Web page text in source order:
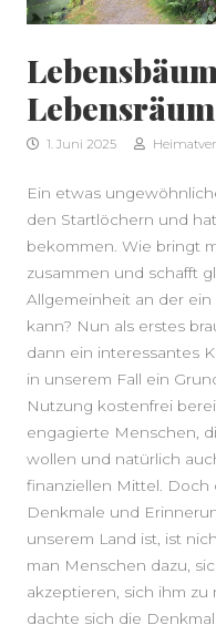
1. Juni 2025
Ein etwas
den Startlöchern und
bekommen. Wie bringt
zusammen und schafft
Allgemeinheit an der
kann? Nun als erstes
dann ein interessantes
in unserem Fall ein
Nutzung kostenfrei
engagierte Menschen,
wollen und natürlich
finanziellen Mittel. Doch
Denkmale und
unserem Land ist, ist
man Menschen dazu,
akzeptieren, sich ihm zu
dachte sich die
SEITENLEISTE